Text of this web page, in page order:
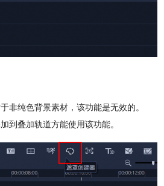
非纯色背景素材，该功能是无效的。
到叠加轨道方能使用该功能。